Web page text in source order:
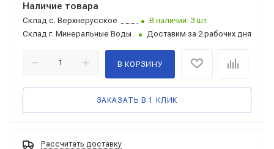
Наличие товара
Склад с. Верхнерусское
В наличии: 3 шт
Склад г. Минеральные Воды Доставим за 2 рабочих дня
В КОРЗИНУ
ЗАКАЗАТЬ В 1 КЛИК
Рассчитать доставку